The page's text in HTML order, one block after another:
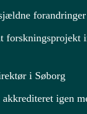
forskningsprojekt
i Søborg
igen